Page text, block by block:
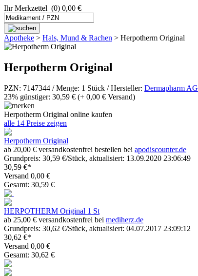
Ihr Merkzettel (0) 0,00 €
Apotheke > Hals, Mund & Rachen > Herpotherm Original
Herpotherm Original
PZN: 7147344 / Menge: 1 Stück / Hersteller: Dermapharm AG
23% günstiger: 30,59 € (+ 0,00 € Versand)
Herpotherm Original online kaufen
alle 14 Preise zeigen
Herpotherm Original
ab 20,00 € versandkostenfrei bestellen bei apodiscounter.de
Grundpreis: 30,59 €/Stück, aktualisiert: 13.09.2020 23:06:49
30,59 €*
Versand 0,00 €
Gesamt: 30,59 €
HERPOTHERM Original 1 St
ab 25,00 € versandkostenfrei bei mediherz.de
Grundpreis: 30,62 €/Stück, aktualisiert: 04.07.2017 23:09:12
30,62 €*
Versand 0,00 €
Gesamt: 30,62 €